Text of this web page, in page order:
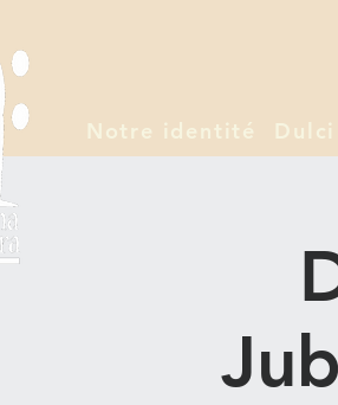
Notre identité